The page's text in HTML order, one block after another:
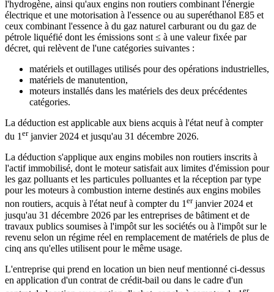
l'hydrogène, ainsi qu'aux engins non routiers combinant l'énergie
électrique et une motorisation à l'essence ou au superéthanol E85 et
ceux combinant l'essence à du gaz naturel carburant ou du gaz de
pétrole liquéfié dont les émissions sont ≤ à une valeur fixée par
décret, qui relèvent de l'une catégories suivantes :
matériels et outillages utilisés pour des opérations industrielles,
matériels de manutention,
moteurs installés dans les matériels des deux précédentes
catégories.
La déduction est applicable aux biens acquis à l'état neuf à compter
du 1erjanvier 2024 et jusqu'au 31 décembre 2026.
La déduction s'applique aux engins mobiles non routiers inscrits à
l'actif immobilisé, dont le moteur satisfait aux limites d'émission pour
les gaz polluants et les particules polluantes et la réception par type
pour les moteurs à combustion interne destinés aux engins mobiles
non routiers, acquis à l'état neuf à compter du 1erjanvier 2024 et
jusqu'au 31 décembre 2026 par les entreprises de bâtiment et de
travaux publics soumises à l'impôt sur les sociétés ou à l'impôt sur le
revenu selon un régime réel en remplacement de matériels de plus de
cinq ans qu'elles utilisent pour le même usage.
L'entreprise qui prend en location un bien neuf mentionné ci-dessus
en application d'un contrat de crédit-bail ou dans le cadre d'un